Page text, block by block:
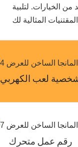
الخيارات. لتلبية
المثالية لك
لعب الكهربي
رقم عمل متحرك